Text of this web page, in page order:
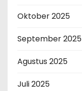
Oktober 2025
September 2025
Agustus 2025
Juli 2025